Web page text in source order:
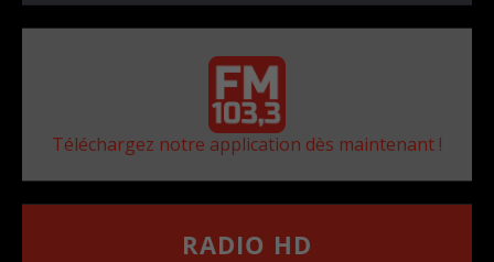
Téléchargez notre application dès maintenant !
RADIO HD